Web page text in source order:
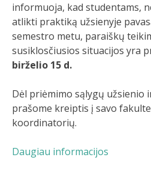
informuoja, kad studentams,
atlikti praktiką užsienyje
semestro metu, paraiškų
susiklosčiusios situacijos yra
birželio 15 d.
Dėl priėmimo sąlygų užsienio
prašome kreiptis į savo
koordinatorių.
Daugiau informacijos